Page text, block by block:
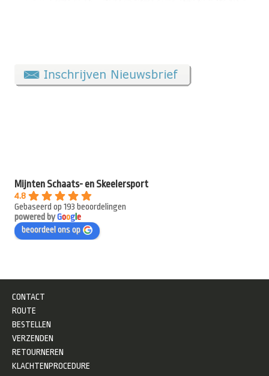
Mijnten Schaats- en Skeelersport
4.8
Gebaseerd op 193 beoordelingen
powered byGooge
beoordeel ons op
CONTACT
ROUTE
BESTELLEN
VERZENDEN
RETOURNEREN
KLACHTENPROCEDURE